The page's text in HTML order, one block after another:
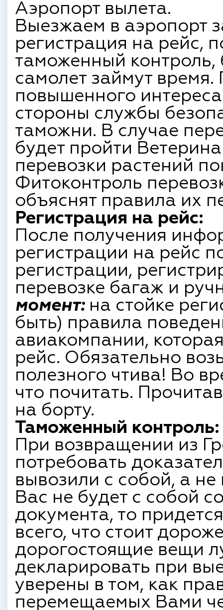
Аэропорт вылета.
Выезжаем в аэропорт
регистрация на рейс,
таможенный контроль,
самолет займут время.
повышенного
стороны службы
таможни. В случае
будет пройти
перевозки растений
Фитоконтроль
объяснят правила их
Регистрация на рейс:
После получения
регистрации на рейс
регистрации,
перевозке багаж и
момент:на стойке
быть) правила
авиакомпании,
рейс. Обязательно
полезного чтива! Во
что почитать.
на борту.
Таможенный контроль:
При возвращении из
потребовать
вывозили с собой, а не
Вас не будет с собой
документа, то
всего, что стоит
дорогостоящие вещи
декларировать при
уверены в том, как
перемещаемых Вами